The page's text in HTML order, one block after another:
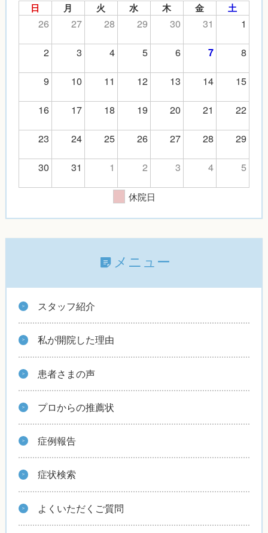
日 月 火 水 木 金 土
26 27 28 29 30 31
1
2
3 4 5 6 7
8
9
10 11 12 13 14
15
16
17 18 19 20 21
22
23
24 25 26 27 28
29
30
31 1 2 3 4 5
休院日
メニュー
スタッフ紹介
私が開院した理由
患者さまの声
プロからの推薦状
症例報告
症状検索
よくいただくご質問